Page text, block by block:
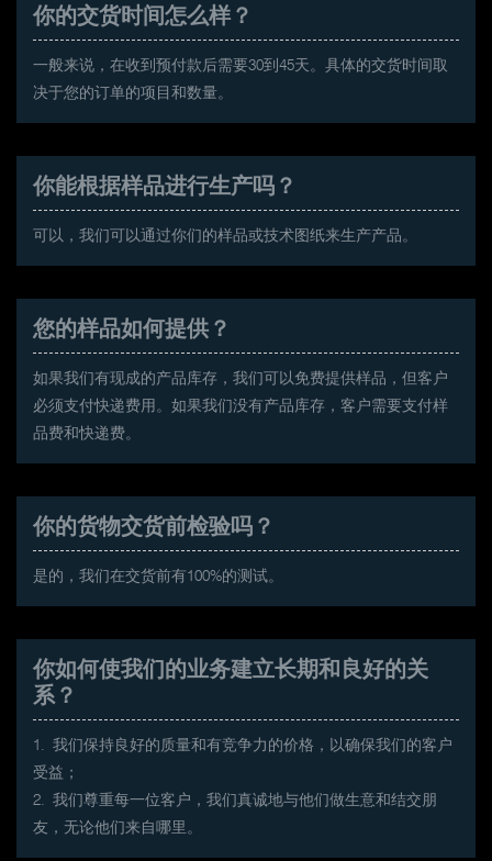
你的交货时间怎么样？
一般来说，在收到预付款后需要30到45天。具体的交货时间取
决于您的订单的项目和数量。
你能根据样品进行生产吗？
可以，我们可以通过你们的样品或技术图纸来生产产品。
您的样品如何提供？
如果我们有现成的产品库存，我们可以免费提供样品，但客户
必须支付快递费用。如果我们没有产品库存，客户需要支付样
品费和快递费。
你的货物交货前检验吗？
是的，我们在交货前有100%的测试。
你如何使我们的业务建立长期和良好的关
系？
1. 我们保持良好的质量和有竞争力的价格，以确保我们的客户
受益；
2. 我们尊重每一位客户，我们真诚地与他们做生意和结交朋
友，无论他们来自哪里。